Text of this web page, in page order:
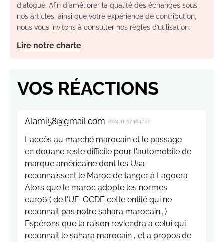
dialogue. Afin d'améliorer la qualité des échanges sous
nos articles, ainsi que votre expérience de contribution,
nous vous invitons à consulter nos règles d’utilisation.
Lire notre charte
VOS RÉACTIONS
Alami58@gmail.com 2024-11-07 16:17:27
L'accès au marché marocain et le passage
en douane reste difficile pour l'automobile de
marque américaine dont les Usa
reconnaissent le Maroc de tanger à Lagoera
Alors que le maroc adopte les normes
euro6 ( de l'UE-OCDE cette entité qui ne
reconnait pas notre sahara marocain...)
Espérons que la raison reviendra a celui qui
reconnait le sahara marocain , et a propos.de